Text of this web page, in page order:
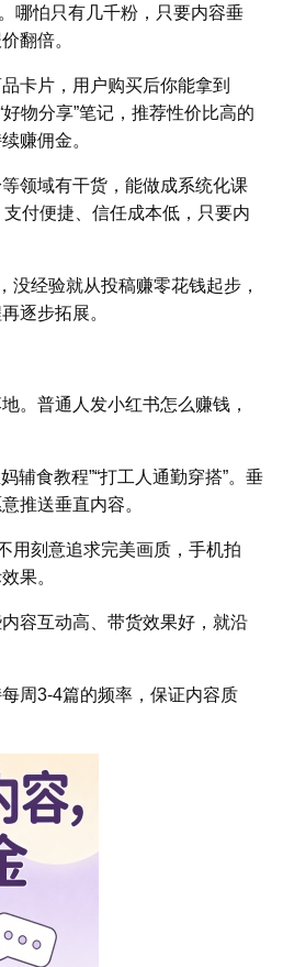
哪怕只有几千粉，只要内容垂
翻倍。
卡片，用户购买后你能拿到
物分享”笔记，推荐性价比高的
赚佣金。
领域有干货，能做成系统化课
付便捷、信任成本低，只要内
没经验就从投稿赚零花钱起步，
逐步拓展。
。普通人发小红书怎么赚钱，
辅食教程”“打工人通勤穿搭”。垂
推送垂直内容。
用刻意追求完美画质，手机拍
果。
容互动高、带货效果好，就沿
周3-4篇的频率，保证内容质